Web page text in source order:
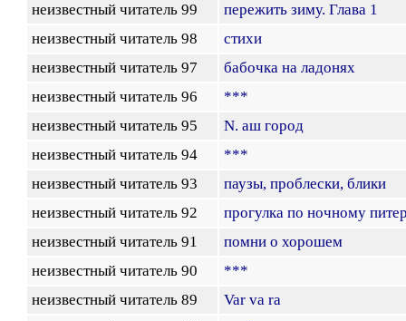
неизвестный читатель 99
пережить зиму. Глава 1
неизвестный читатель 98
стихи
неизвестный читатель 97
бабочка на ладонях
неизвестный читатель 96
***
неизвестный читатель 95
N. аш город
неизвестный читатель 94
***
неизвестный читатель 93
паузы, проблески, блики
неизвестный читатель 92
прогулка по ночному
неизвестный читатель 91
помни о хорошем
неизвестный читатель 90
***
неизвестный читатель 89
Var va ra